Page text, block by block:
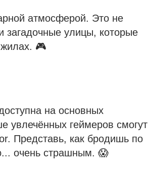
атмосферой. Это не
загадочные улицы, которые
жилах. 🎮
на основных
увлечённых геймеров смогут
Представь, как бродишь по
очень страшным. 😱